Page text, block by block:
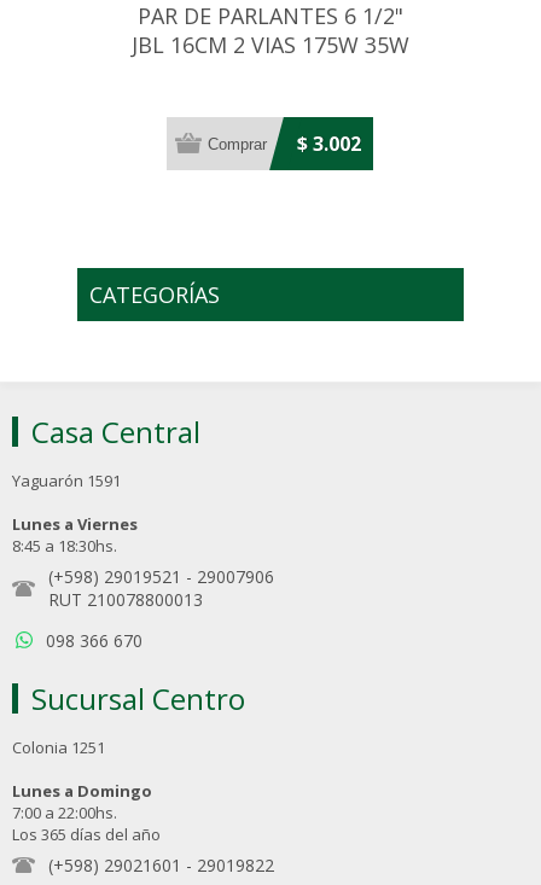
PAR DE PARLANTES 6 1/2"
JBL 16CM 2 VIAS 175W 35W
$ 3.002
CATEGORÍAS
Casa Central
Yaguarón 1591
Lunes a Viernes
8:45 a 18:30hs.
(+598) 29019521 - 29007906
RUT 210078800013
098 366 670
Sucursal Centro
Colonia 1251
Lunes a Domingo
7:00 a 22:00hs.
Los 365 días del año
(+598) 29021601 - 29019822